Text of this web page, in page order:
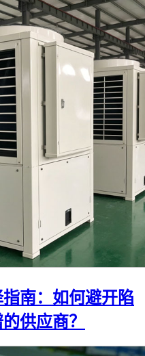
南：如何避开陷
供应商？